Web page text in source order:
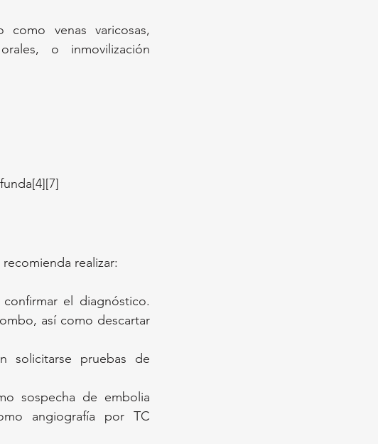
como venas varicosas,
o inmovilización
realizar:
el diagnóstico.
así como descartar
solicitarse pruebas de
sospecha de embolia
angiografía por TC